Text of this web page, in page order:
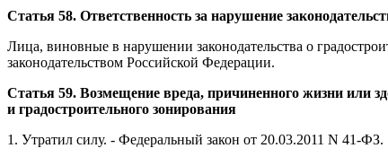
Статья 58. Ответственность за нарушение
Лица, виновные в нарушении законодательства о
законодательством Российской Федерации.
Статья 59. Возмещение вреда, причиненного жизни или
и градостроительного зонирования
1. Утратил силу. - Федеральный закон от 20.03.2011 N 41-ФЗ.